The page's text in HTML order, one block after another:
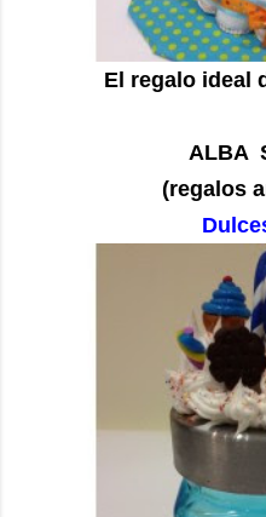
El regalo ideal
ALBA
(regalos